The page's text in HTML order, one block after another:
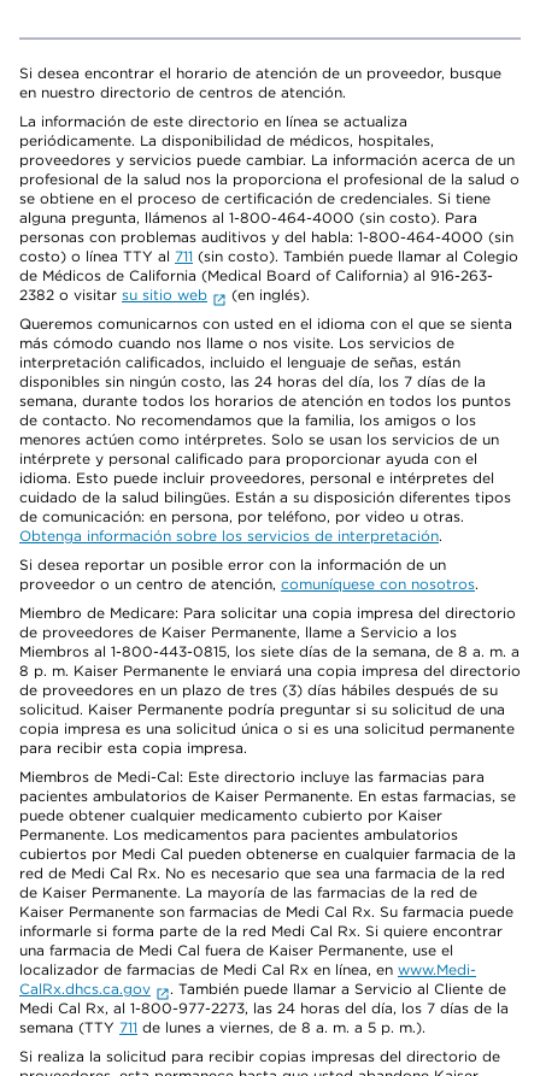
Si desea encontrar el horario de atención de un proveedor, busque
en nuestro directorio de centros de atención.
La información de este directorio en línea se actualiza
periódicamente. La disponibilidad de médicos, hospitales,
proveedores y servicios puede cambiar. La información acerca de un
profesional de la salud nos la proporciona el profesional de la salud o
se obtiene en el proceso de certificación de credenciales. Si tiene
alguna pregunta, llámenos al 1-800-464-4000 (sin costo). Para
personas con problemas auditivos y del habla: 1-800-464-4000 (sin
costo) o línea TTY al 711 (sin costo). También puede llamar al Colegio
de Médicos de California (Medical Board of California) al 916-263-
2382 o visitar su sitio web
(en inglés).
Queremos comunicarnos con usted en el idioma con el que se sienta
más cómodo cuando nos llame o nos visite. Los servicios de
interpretación calificados, incluido el lenguaje de señas, están
disponibles sin ningún costo, las 24 horas del día, los 7 días de la
semana, durante todos los horarios de atención en todos los puntos
de contacto. No recomendamos que la familia, los amigos o los
menores actúen como intérpretes. Solo se usan los servicios de un
intérprete y personal calificado para proporcionar ayuda con el
idioma. Esto puede incluir proveedores, personal e intérpretes del
cuidado de la salud bilingües. Están a su disposición diferentes tipos
de comunicación: en persona, por teléfono, por video u otras.
Obtenga información sobre los servicios de interpretación.
Si desea reportar un posible error con la información de un
proveedor o un centro de atención, comuníquese con nosotros.
Miembro de Medicare: Para solicitar una copia impresa del directorio
de proveedores de Kaiser Permanente, llame a Servicio a los
Miembros al 1-800-443-0815, los siete días de la semana, de 8 a. m. a
8 p. m. Kaiser Permanente le enviará una copia impresa del directorio
de proveedores en un plazo de tres (3) días hábiles después de su
solicitud. Kaiser Permanente podría preguntar si su solicitud de una
copia impresa es una solicitud única o si es una solicitud permanente
para recibir esta copia impresa.
Miembros de Medi-Cal: Este directorio incluye las farmacias para
pacientes ambulatorios de Kaiser Permanente. En estas farmacias, se
puede obtener cualquier medicamento cubierto por Kaiser
Permanente. Los medicamentos para pacientes ambulatorios
cubiertos por Medi Cal pueden obtenerse en cualquier farmacia de la
red de Medi Cal Rx. No es necesario que sea una farmacia de la red
de Kaiser Permanente. La mayoría de las farmacias de la red de
Kaiser Permanente son farmacias de Medi Cal Rx. Su farmacia puede
informarle si forma parte de la red Medi Cal Rx. Si quiere encontrar
una farmacia de Medi Cal fuera de Kaiser Permanente, use el
localizador de farmacias de Medi Cal Rx en línea, en www.Medi-
CalRx.dhcs.ca.gov
. También puede llamar a Servicio al Cliente de
Medi Cal Rx, al 1-800-977-2273, las 24 horas del día, los 7 días de la
semana (TTY 711 de lunes a viernes, de 8 a. m. a 5 p. m.).
Si realiza la solicitud para recibir copias impresas del directorio de